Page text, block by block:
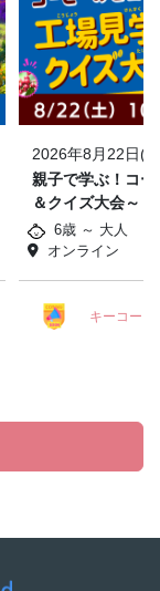
2026年8月22日(
親子で学ぶ！コ
＆クイズ大会～
6歳 ～ 大人
オンライン
キーコーヒ